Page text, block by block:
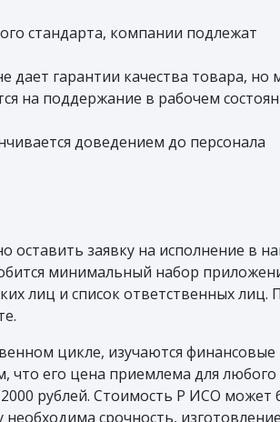
стандарта, компании подлежат
дает гарантии качества товара, но
на поддержание в рабочем
доведением до персонала
оставить заявку на исполнение в
минимальный набор
лиц и список ответственных лиц.
цикле, изучаются финансовые
что его цена приемлема для любого
рублей. Стоимость Р ИСО может
срочность,